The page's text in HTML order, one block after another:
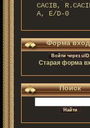
CACIB,
A, E/D-0
Форма
Войти через uID
Старая форма
Поиск